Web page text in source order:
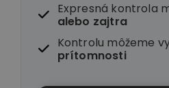
Expresná kontrola
alebo zajtra
Kontrolu môžeme
prítomnosti